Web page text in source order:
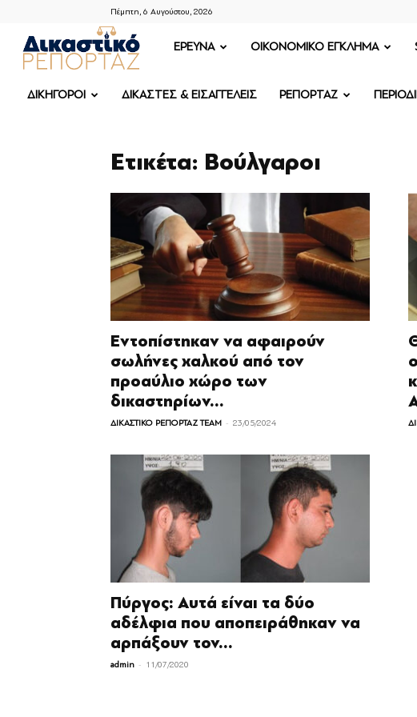
Πέμπτη, 6 Αυγούστου, 2026
ΔΙΚΑΣΤΙΚΟ
ΡΕΠΟΡΤΑΖ
ΕΡΕΥΝΑ OIKONOMIKO ΕΓΚΛΗΜΑ
ΔΙΚΗΓΟΡΟΙ ΔΙΚΑΣΤΕΣ & ΕΙΣΑΓΓΕΛΕΙΣ ΡΕΠΟΡΤΑΖ
Ετικέτα: Βούλγαροι
Εντοπίστηκαν να αφαιρούν
σωλήνες χαλκού από τον
προαύλιο χώρο των
δικαστηρίων...
ΔΙΚΑΣΤΙΚΟ ΡΕΠΟΡΤΑΖ TEAM - 23/05/2024
Πύργος: Αυτά είναι τα δύο
αδέλφια που αποπειράθηκαν να
αρπάξουν τον...
admin - 11/07/2020